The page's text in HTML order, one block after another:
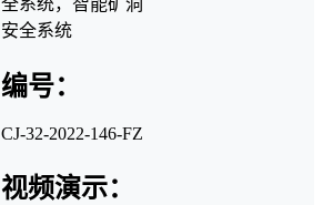
安全系统
编号：
CJ-32-2022-146-FZ
视频演示：